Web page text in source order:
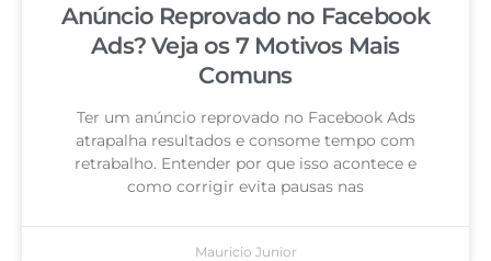
Anúncio Reprovado no Facebook
Ads? Veja os 7 Motivos Mais
Comuns
Ter um anúncio reprovado no Facebook Ads
atrapalha resultados e consome tempo com
retrabalho. Entender por que isso acontece e
como corrigir evita pausas nas
Mauricio Junior